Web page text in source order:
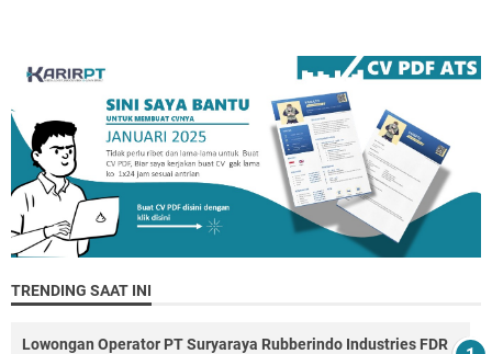
TRENDING SAAT INI
Lowongan Operator PT Suryaraya Rubberindo Industries FDR